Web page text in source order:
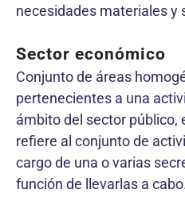
necesidades materiales y
Sector económico
Conjunto de áreas
pertenecientes a una
ámbito del sector público,
refiere al conjunto de
cargo de una o varias
función de llevarlas a